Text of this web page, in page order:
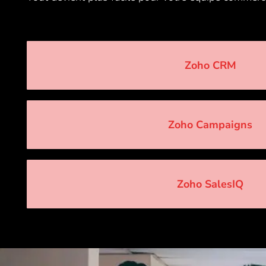
Zoho CRM
Zoho Campaigns
Zoho SalesIQ